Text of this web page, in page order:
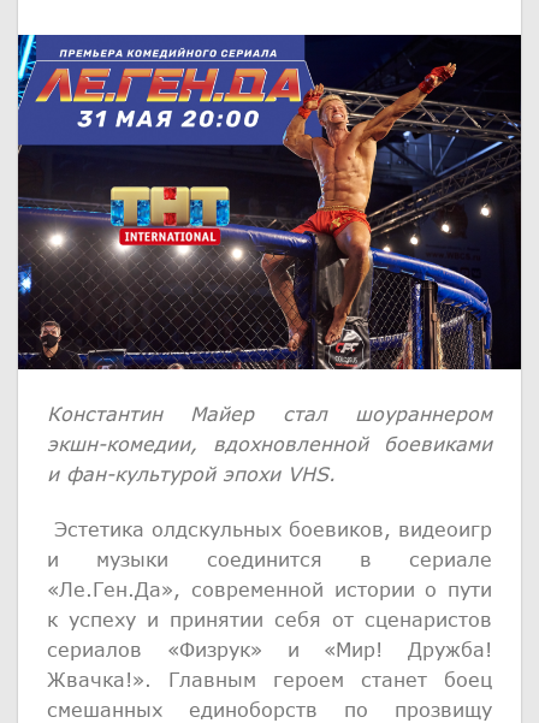
Константин Майер стал шоураннером
экшн-комедии, вдохновленной боевиками
и фан-культурой эпохи VHS.
Эстетика олдскульных боевиков, видеоигр
и музыки соединится в сериале
«Ле.Ген.Да», современной истории о пути
к успеху и принятии себя от сценаристов
сериалов «Физрук» и «Мир! Дружба!
Жвачка!». Главным героем станет боец
смешанных единоборств по прозвищу